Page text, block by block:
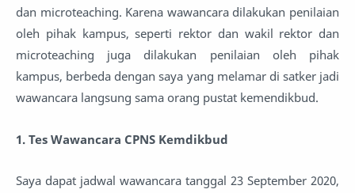
dan microteaching. Karena wawancara dilakukan penilaian
oleh pihak kampus, seperti rektor dan wakil rektor dan
microteaching juga dilakukan penilaian oleh pihak
kampus, berbeda dengan saya yang melamar di satker jadi
wawancara langsung sama orang pustat kemendikbud.
1. Tes Wawancara CPNS Kemdikbud
Saya dapat jadwal wawancara tanggal 23 September 2020,